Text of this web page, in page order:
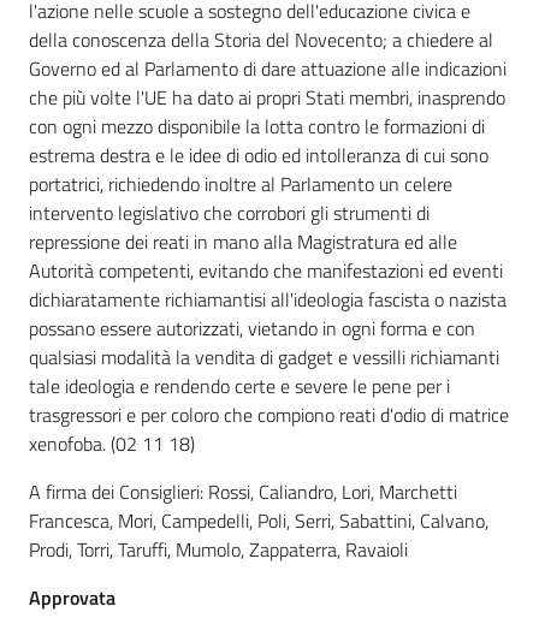
l'azione nelle scuole a sostegno dell'educazione civica e
della conoscenza della Storia del Novecento; a chiedere al
Governo ed al Parlamento di dare attuazione alle indicazioni
che più volte l'UE ha dato ai propri Stati membri, inasprendo
con ogni mezzo disponibile la lotta contro le formazioni di
estrema destra e le idee di odio ed intolleranza di cui sono
portatrici, richiedendo inoltre al Parlamento un celere
intervento legislativo che corrobori gli strumenti di
repressione dei reati in mano alla Magistratura ed alle
Autorità competenti, evitando che manifestazioni ed eventi
dichiaratamente richiamantisi all'ideologia fascista o nazista
possano essere autorizzati, vietando in ogni forma e con
qualsiasi modalità la vendita di gadget e vessilli richiamanti
tale ideologia e rendendo certe e severe le pene per i
trasgressori e per coloro che compiono reati d'odio di matrice
xenofoba. (02 11 18)
A firma dei Consiglieri: Rossi, Caliandro, Lori, Marchetti
Francesca, Mori, Campedelli, Poli, Serri, Sabattini, Calvano,
Prodi, Torri, Taruffi, Mumolo, Zappaterra, Ravaioli
Approvata